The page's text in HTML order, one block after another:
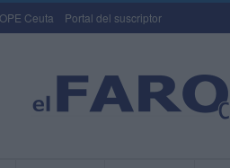
Ceuta Portal del suscriptor